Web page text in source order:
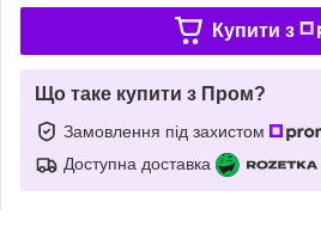
Купити з
Що таке купити з Пром?
Замовлення під захистом
Доступна доставка